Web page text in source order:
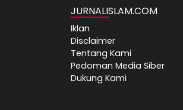
JURNALISLAM.COM
Iklan
Disclaimer
Tentang Kami
Pedoman Media Siber
Dukung Kami